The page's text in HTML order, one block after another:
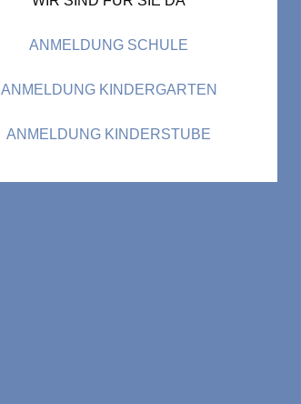
ANMELDUNG SCHULE
ANMELDUNG KINDERGARTEN
ANMELDUNG KINDERSTUBE